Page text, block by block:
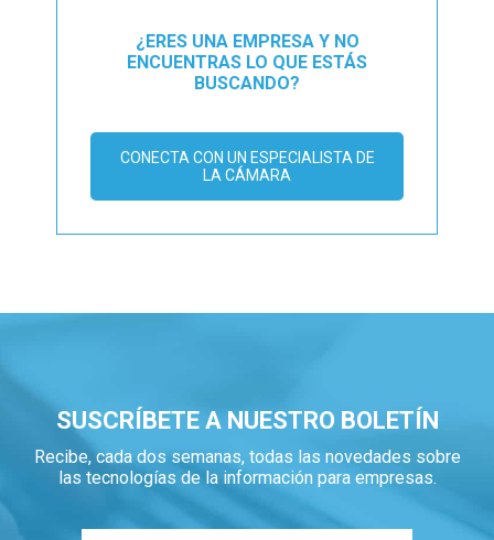
¿ERES UNA EMPRESA Y NO
ENCUENTRAS LO QUE ESTÁS
BUSCANDO?
CONECTA CON UN ESPECIALISTA DE
LA CÁMARA
SUSCRÍBETE A NUESTRO BOLETÍN
Recibe, cada dos semanas, todas las novedades sobre
las tecnologías de la información para empresas.